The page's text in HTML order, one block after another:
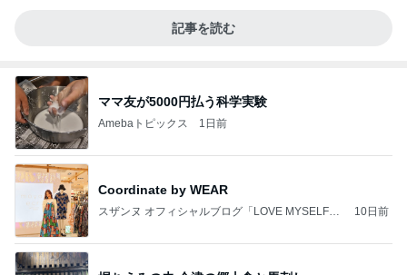
記事を読む
ママ友が5000円払う科学実験
Amebaトピックス 1日前
Coordinate by WEAR
スザンヌ オフィシャルブログ「LOVE MYSELF」
10日前